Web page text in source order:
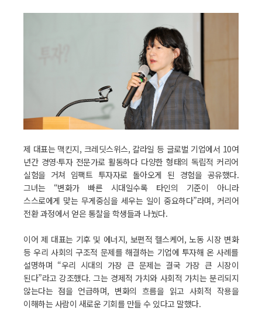
제 대표는 맥킨지, 크레딧스위스, 칼라일 등 글로벌 기업에서 10여
년간 경영·투자 전문가로 활동하다 다양한 형태의 독립적 커리어
실험을 거쳐 임팩트 투자자로 돌아오게 된 경험을 공유했다.
그녀는 “변화가 빠른 시대일수록 타인의 기준이 아니라
스스로에게 맞는 무게중심을 세우는 일이 중요하다”라며, 커리어
전환 과정에서 얻은 통찰을 학생들과 나눴다.
이어 제 대표는 기후 및 에너지, 보편적 헬스케어, 노동 시장 변화
등 우리 사회의 구조적 문제를 해결하는 기업에 투자해 온 사례를
설명하며 “우리 시대의 가장 큰 문제는 결국 가장 큰 시장이
된다”라고 강조했다. 그는 경제적 가치와 사회적 가치는 분리되지
않는다는 점을 언급하며, 변화의 흐름을 읽고 사회적 작용을
이해하는 사람이 새로운 기회를 만들 수 있다고 말했다.